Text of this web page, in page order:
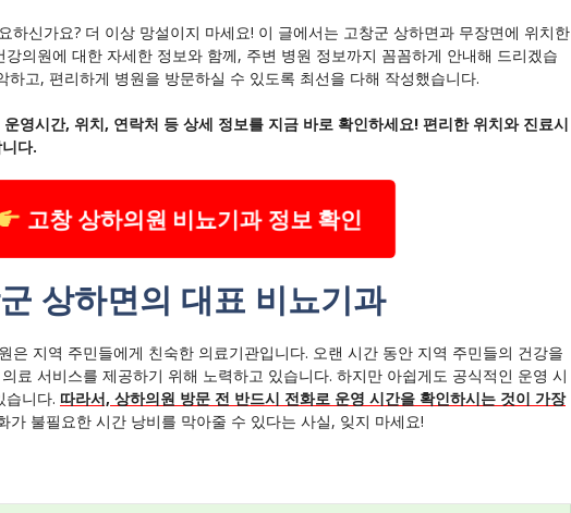
하신가요? 더 이상 망설이지 마세요! 이 글에서는 고창군 상하면과 무장면에 위치한
의원에 대한 자세한 정보와 함께, 주변 병원 정보까지 꼼꼼하게 안내해 드리겠습
하고, 편리하게 병원을 방문하실 수 있도록 최선을 다해 작성했습니다.
영시간, 위치, 연락처 등 상세 정보를 지금 바로 확인하세요! 편리한 위치와 진료시
다.
고창 상하의원 비뇨기과 정보 확인
상하면의 대표 비뇨기과
은 지역 주민들에게 친숙한 의료기관입니다. 오랜 시간 동안 지역 주민들의 건강을
료 서비스를 제공하기 위해 노력하고 있습니다. 하지만 아쉽게도 공식적인 운영 시
습니다. 따라서, 상하의원 방문 전 반드시 전화로 운영 시간을 확인하시는 것이 가장
가 불필요한 시간 낭비를 막아줄 수 있다는 사실, 잊지 마세요!